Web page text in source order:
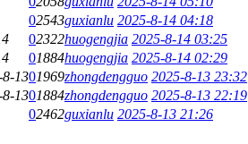
02543guxianlu 2025-8-14 04:18
02322huogengjia 2025-8-14 03:25
01884huogengjia 2025-8-14 02:29
1301969zhongdengguo 2025-8-13 23:32
1301884zhongdengguo 2025-8-13 22:19
02462guxianlu 2025-8-13 21:26